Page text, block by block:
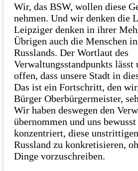
Wir, das BSW, wollen diese
nehmen. Und wir denken die
Leipziger denken in ihrer
Übrigen auch die Menschen
Russlands. Der Wortlaut des
Verwaltungsstandpunkts
offen, dass unsere Stadt in
Das ist ein Fortschritt, den
Bürger Oberbürgermeister,
Wir haben deswegen den
übernommen und uns
konzentriert, diese
Russland zu konkretisieren,
Dinge vorzuschreiben.